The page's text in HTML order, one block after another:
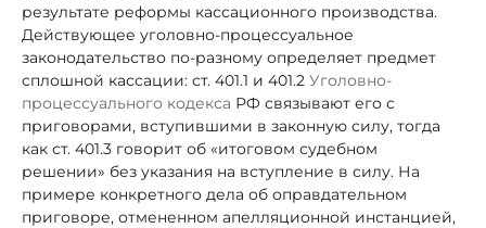
результате реформы кассационного производства.
Действующее уголовно-процессуальное
законодательство по-разному определяет предмет
сплошной кассации: ст. 401.1 и 401.2 Уголовно-
процессуального кодекса РФ связывают его с
приговорами, вступившими в законную силу, тогда
как ст. 401.3 говорит об «итоговом судебном
решении» без указания на вступление в силу. На
примере конкретного дела об оправдательном
приговоре, отмененном апелляционной инстанцией,